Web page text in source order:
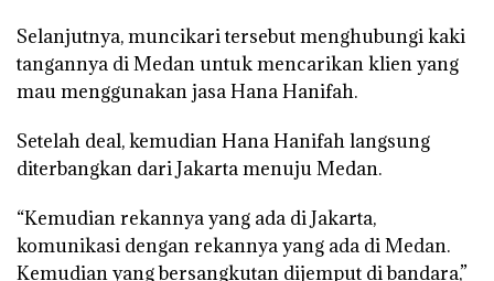
Selanjutnya, muncikari tersebut menghubungi kaki
tangannya di Medan untuk mencarikan klien yang
mau menggunakan jasa Hana Hanifah.
Setelah deal, kemudian Hana Hanifah langsung
diterbangkan dari Jakarta menuju Medan.
“Kemudian rekannya yang ada di Jakarta,
komunikasi dengan rekannya yang ada di Medan.
Kemudian yang bersangkutan dijemput di bandara,”